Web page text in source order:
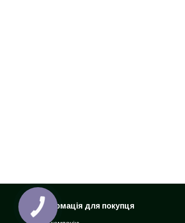
Інформація для покупця